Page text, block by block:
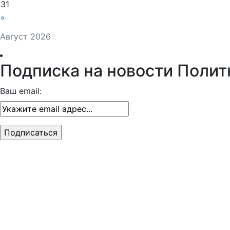
Август 2026
«
31
Подписка на новости
Ваш email: